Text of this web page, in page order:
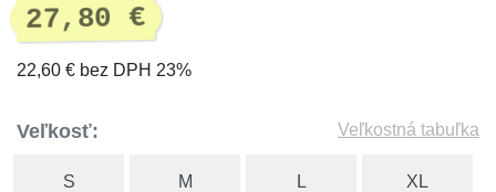
27,80 €
22,60 € bez DPH 23%
Veľkosť: Veľkostná tabuľka
S M L XL